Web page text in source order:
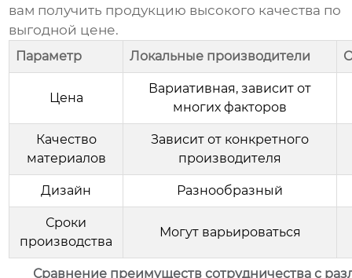
вам получить продукцию высокого качества по
выгодной цене.
Сравнение преимуществ сотрудничества с
Параметр Локальные производители
Цена
Вариативная, зависит от
многих факторов
Качество
материалов
Зависит от конкретного
производителя
Дизайн Разнообразный
Сроки
производства
Могут варьироваться